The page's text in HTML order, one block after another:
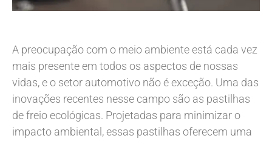
A preocupação com o meio ambiente está cada vez
mais presente em todos os aspectos de nossas
vidas, e o setor automotivo não é exceção. Uma das
inovações recentes nesse campo são as pastilhas
de freio ecológicas. Projetadas para minimizar o
impacto ambiental, essas pastilhas oferecem uma